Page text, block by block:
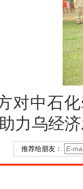
对中石
力乌经
推荐给朋友：